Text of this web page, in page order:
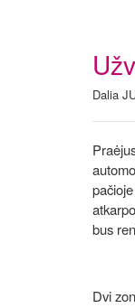
Dalia
bus
Dvi